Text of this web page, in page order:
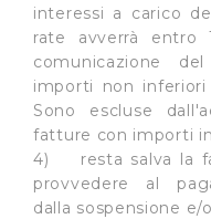
contenuti ed annunci
media, condividendo
l’Utente utilizza il
soggetti, che si
pubblicità e social
informazioni ricevute
ha fornito loro o che
loro servizi.
interessi a carico
rate avverrà entro
comunicazione
importi non
Sono escluse
fatture con importi
4) resta salva la
provvedere al
dalla sospensione e/